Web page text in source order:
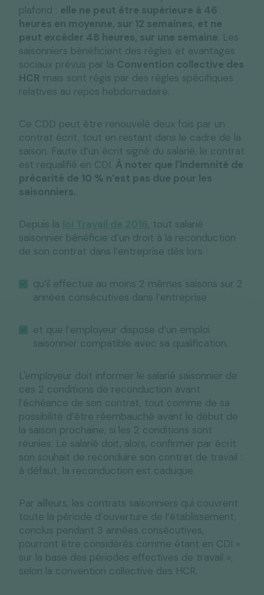
plafond : elle ne peut être supérieure à 46
heures en moyenne, sur 12 semaines, et ne
peut excéder 48 heures, sur une semaine . Les
saisonniers bénéficient des règles et avantages
sociaux prévus par la Convention collective des
HCR mais sont régis par des règles spécifiques
relatives au repos hebdomadaire.
Ce CDD peut être renouvelé deux fois par un
contrat écrit, tout en restant dans le cadre de la
saison. Faute d’un écrit signé du salarié, le contrat
est requalifié en CDI. À noter que l'indemnité de
précarité de 10 % n’est pas due pour les
saisonniers.
Depuis la loi Travail de 2016, tout salarié
saisonnier bénéficie d’un droit à la reconduction
de son contrat dans l’entreprise dès lors :
qu’il effectue au moins 2 mêmes saisons sur 2
années consécutives dans l’entreprise
et que l’employeur dispose d’un emploi
saisonnier compatible avec sa qualification.
L'employeur doit informer le salarié saisonnier de
ces 2 conditions de reconduction avant
l’échéance de son contrat, tout comme de sa
possibilité d’être réembauché avant le début de
la saison prochaine, si les 2 conditions sont
réunies. Le salarié doit, alors, confirmer par écrit
son souhait de reconduire son contrat de travail :
à défaut, la reconduction est caduque.
Par ailleurs, les contrats saisonniers qui couvrent
toute la période d’ouverture de l’établissement,
conclus pendant 3 années consécutives,
pourront être considérés comme étant en CDI «
sur la base des périodes effectives de travail »,
selon la convention collective des HCR.